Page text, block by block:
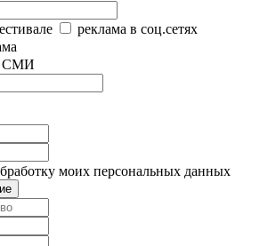
реклама в соц.сетях
СМИ
моих персональных данных